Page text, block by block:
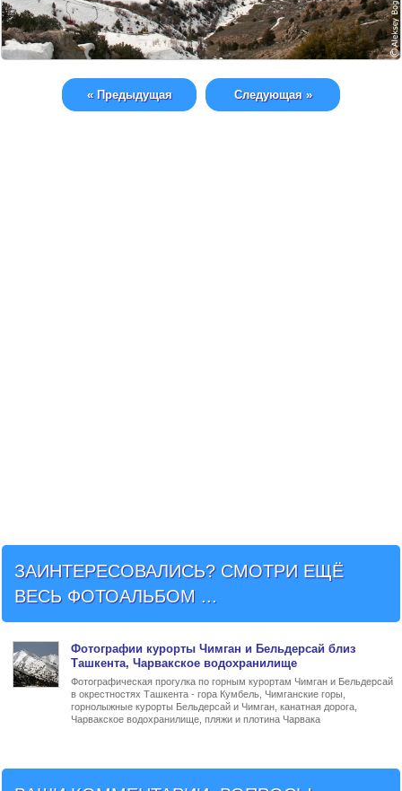
« Предыдущая Следующая »
ЗАИНТЕРЕСОВАЛИСЬ? СМОТРИ ЕЩЁ
ВЕСЬ ФОТОАЛЬБОМ ...
Фотографии курорты Чимган и Бельдерсай близ
Ташкента, Чарвакское водохранилище
Фотографическая прогулка по горным курортам Чимган и Бельдерсай
в окрестностях Ташкента - гора Кумбель, Чимганские горы,
горнолыжные курорты Бельдерсай и Чимган, канатная дорога,
Чарвакское водохранилище, пляжи и плотина Чарвака